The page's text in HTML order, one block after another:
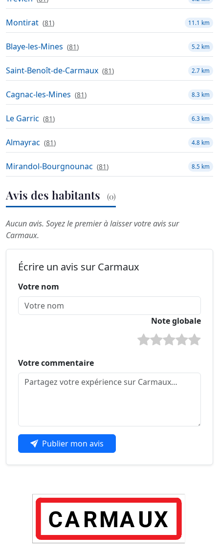
Montirat (81) 11.1 km
Blaye-les-Mines (81) 5.2 km
Saint-Benoît-de-Carmaux (81) 2.7 km
Cagnac-les-Mines (81) 8.3 km
Le Garric (81) 6.3 km
Almayrac (81) 4.8 km
Mirandol-Bourgnounac (81) 8.5 km
Avis des habitants (0)
Aucun avis. Soyez le premier à laisser votre avis sur
Carmaux.
Écrire un avis sur Carmaux
Votre nom
Note globale
Votre commentaire
Publier mon avis